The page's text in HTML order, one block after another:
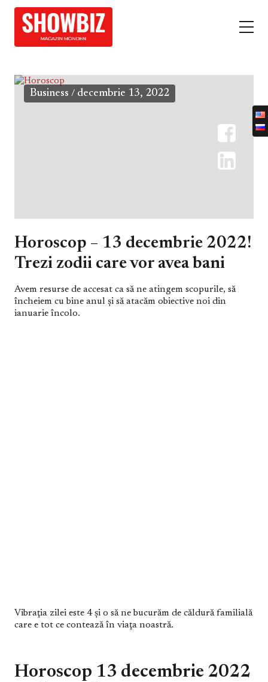
Business / decembrie 13, 2022
Horoscop – 13 decembrie 2022!
Trezi zodii care vor avea bani
Avem resurse de accesat ca să ne atingem scopurile, să
încheiem cu bine anul şi să atacăm obiective noi din
ianuarie încolo.
Vibraţia zilei este 4 şi o să ne bucurăm de căldură familială
care e tot ce contează în viaţa noastră.
Horoscop 13 decembrie 2022